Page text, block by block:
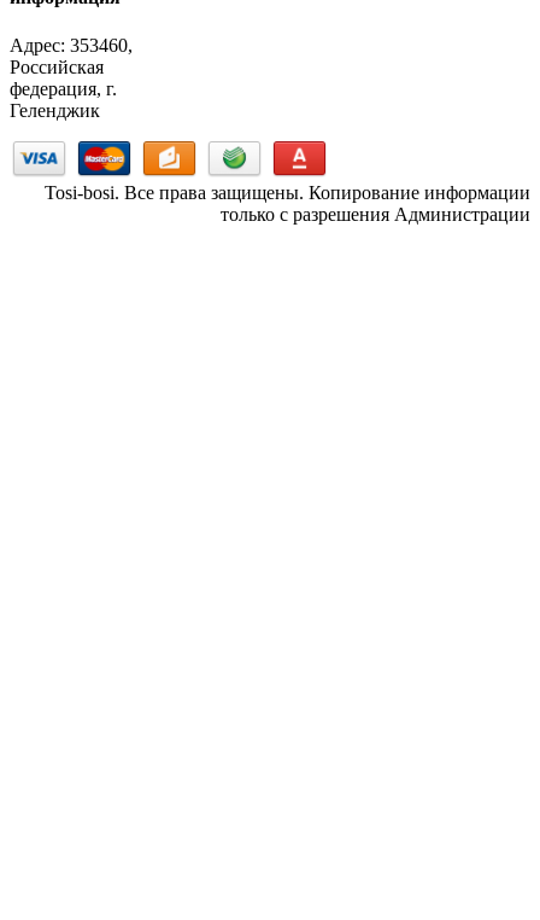
Адрес: 353460,
Российская
федерация, г.
Геленджик
Tosi-bosi. Все права защищены. Копирование информации
только с разрешения Администрации